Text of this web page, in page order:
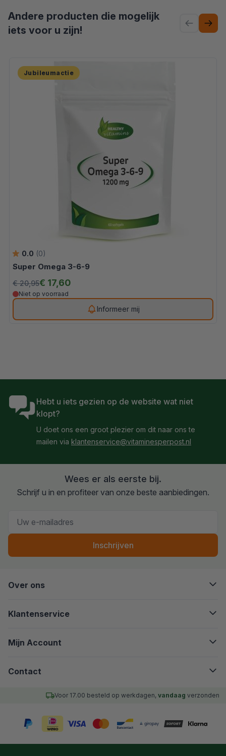
Druk om om te gaan naar de volgende slide
Andere producten die mogelijk
iets voor u zijn!
0.0 (0)
Super Omega 3-6-9
Jubileumactie
€ 17,60
€ 20,95
Niet op voorraad
Informeer mij
€ 23,95
€ 20,12
Hebt u iets gezien op de website wat niet
klopt?
U doet ons een groot plezier om dit naar ons te
mailen via klantenservice@vitaminesperpost.nl
Wees er als eerste bij.
Schrijf u in en profiteer van onze beste aanbiedingen.
Inschrijven
Over ons
Klantenservice
Mijn Account
Contact
Voor 17.00 besteld op werkdagen,vandaagverzonden